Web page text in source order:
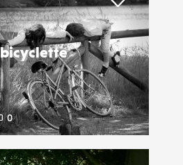
0
Liker